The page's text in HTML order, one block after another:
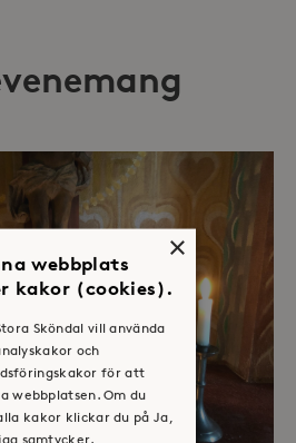
×
webbplats
kakor (cookies).
Sköndal vill använda
och
för att
webbplatsen. Om du
kakor klickar du på Ja,
jag samtycker.